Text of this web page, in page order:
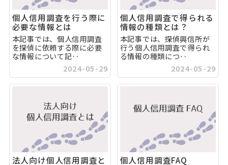
個人信用調査を行う際に
必要な情報とは
本記事では、個人信用調査
を探偵に依頼する際に必要
な情報について記‥
2024-05-29
個人信用調査で得られる
情報の種類とは？
本記事では、探偵興信所が
行う個人信用調査で得られ
る情報の種類につ‥
2024-05-29
法人向け個人信用調査と
個人信用調査FAQ